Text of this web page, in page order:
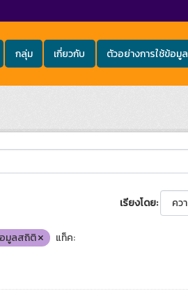
กลุ่ม เกี่ยวกับ ตัวอย่างการใช้ข้อมูล
เรียงโดย
มูลสถิติ
แท็ค: